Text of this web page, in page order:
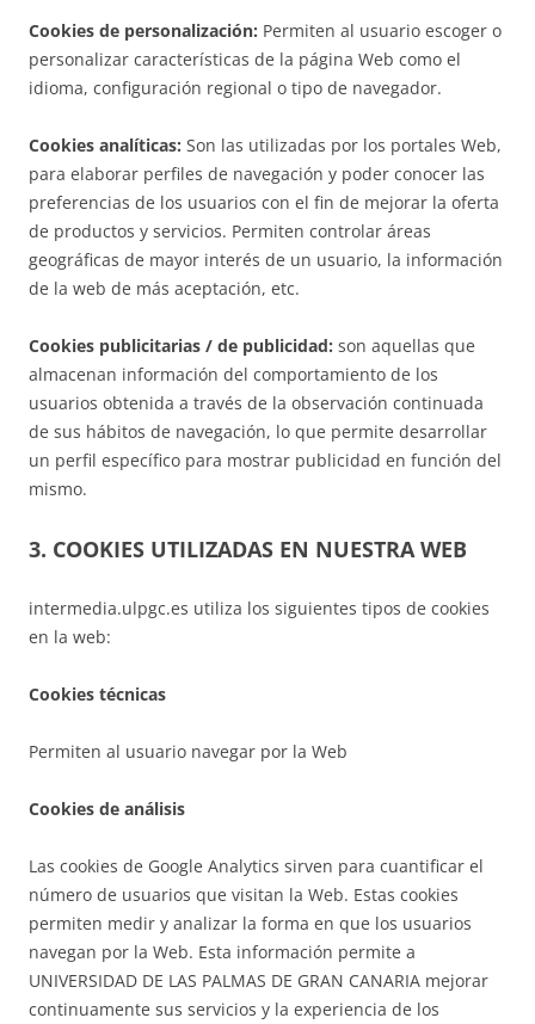
Cookies de personalización: Permiten al usuario escoger o
personalizar características de la página Web como el
idioma, configuración regional o tipo de navegador.
Cookies analíticas: Son las utilizadas por los portales Web,
para elaborar perfiles de navegación y poder conocer las
preferencias de los usuarios con el fin de mejorar la oferta
de productos y servicios. Permiten controlar áreas
geográficas de mayor interés de un usuario, la información
de la web de más aceptación, etc.
Cookies publicitarias / de publicidad: son aquellas que
almacenan información del comportamiento de los
usuarios obtenida a través de la observación continuada
de sus hábitos de navegación, lo que permite desarrollar
un perfil específico para mostrar publicidad en función del
mismo.
3. COOKIES UTILIZADAS EN NUESTRA WEB
intermedia.ulpgc.es utiliza los siguientes tipos de cookies
en la web:
Cookies técnicas
Permiten al usuario navegar por la Web
Cookies de análisis
Las cookies de Google Analytics sirven para cuantificar el
número de usuarios que visitan la Web. Estas cookies
permiten medir y analizar la forma en que los usuarios
navegan por la Web. Esta información permite a
UNIVERSIDAD DE LAS PALMAS DE GRAN CANARIA mejorar
continuamente sus servicios y la experiencia de los